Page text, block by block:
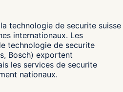
technologie de securite suisse
internationaux. Les
technologie de securite
Bosch) exportent
les services de securite
nationaux.